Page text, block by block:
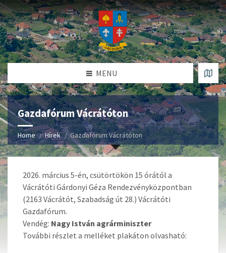
MENU
Gazdafórum Vácrátóton
Home Hírek Gazdafórum Vácrátóton
2026. március 5-én, csütörtökön 15 órától a
Vácrátóti Gárdonyi Géza Rendezvényközpontban
(2163 Vácrátót, Szabadság út 28.) Vácrátóti
Gazdafórum.
Vendég: Nagy István agrárminiszter
További részlet a melléket plakáton olvasható: